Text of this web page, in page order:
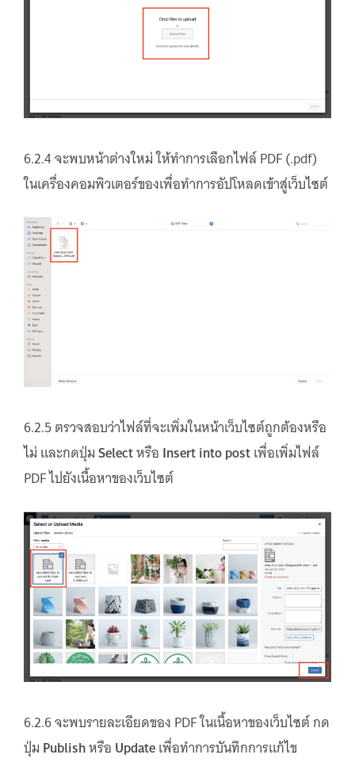
6.2.4 จะพบหน้าต่างใหม่ ให้ทำการเลือกไฟล์ PDF (.pdf)
ในเครื่องคอมพิวเตอร์ของเพื่อทำการอัปโหลดเข้าสู่เว็บไซต์
6.2.5 ตรวจสอบว่าไฟล์ที่จะเพิ่มในหน้าเว็บไซต์ถูกต้องหรือ
ไม่ และกดปุ่มSelectหรือ Insert into postเพื่อเพิ่มไฟล์
PDF ไปยังเนื้อหาของเว็บไซต์
6.2.6 จะพบรายละเอียดของ PDF ในเนื้อหาของเว็บไซต์ กด
ปุ่ม Publishหรือ Updateเพื่อทำการบันทึกการแก้ไข